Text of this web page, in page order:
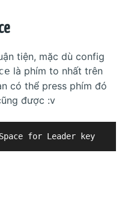
tiện, mặc dù config
là phím to nhất trên
có thể press phím đó
được :v